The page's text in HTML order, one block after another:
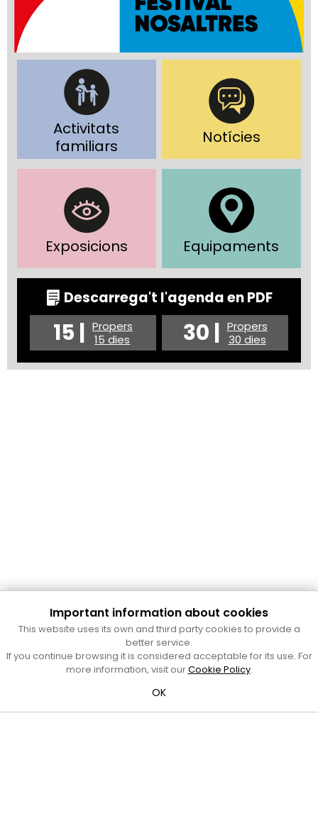
Activitats
familiars
Notícies
Exposicions Equipaments
Descarrega't l'agenda en PDF
15 | Propers
15 dies
30 | Propers
30 dies
Cultura Mataró
Ajuntament de Mataró
C. de Sant Josep, 9 (Mataró, 08302)
Horari d'obertura: dilluns, dimecres i divendres de 10 a 13 h.
al telèfon al 93 758 23 61
Bústia ciutadana
Important information about cookies
This website uses its own and third party cookies to provide a
better service.
If you continue browsing it is considered acceptable for its use. For
more information, visit ourCookie Policy.
OK